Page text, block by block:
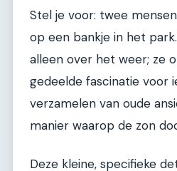
Stel je voor: twee
op een bankje in het
alleen over het weer; ze
gedeelde fascinatie voor
verzamelen van oude
manier waarop de zon
Deze kleine, specifieke